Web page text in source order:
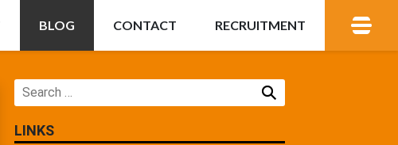
BLOG CONTACT RECRUITMENT
LINKS